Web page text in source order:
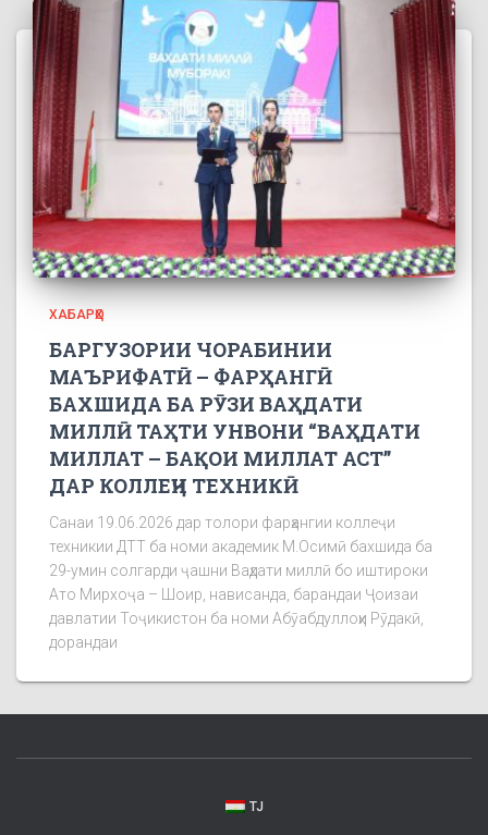
ХАБАРҲО
БАРГУЗОРИИ ЧОРАБИНИИ
МАЪРИФАТӢ – ФАРҲАНГӢ
БАХШИДА БА РӮЗИ ВАҲДАТИ
МИЛЛӢ ТАҲТИ УНВОНИ “ВАҲДАТИ
МИЛЛАТ – БАҚОИ МИЛЛАТ АСТ”
ДАР КОЛЛЕҶИ ТЕХНИКӢ
Санаи 19.06.2026 дар толори фарҳангии коллеҷи
техникии ДТТ ба номи академик М.Осимӣ бахшида ба
29-умин солгарди ҷашни Ваҳдати миллӣ бо иштироки
Ато Мирхоҷа – Шоир, нависанда, барандаи Ҷоизаи
давлатии Тоҷикистон ба номи Абӯабдуллоҳи Рӯдакӣ,
дорандаи
TJ